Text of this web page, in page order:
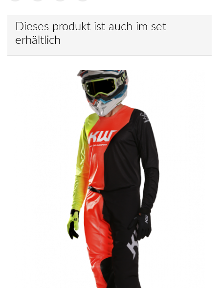
Dieses produkt ist auch im set
erhältlich